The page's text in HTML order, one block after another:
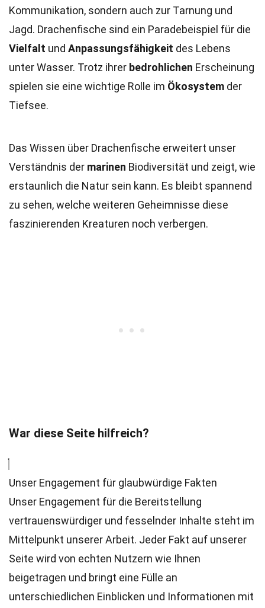
Kommunikation, sondern auch zur Tarnung und
Jagd. Drachenfische sind ein Paradebeispiel für die
Vielfalt und Anpassungsfähigkeit des Lebens
unter Wasser. Trotz ihrer bedrohlichen Erscheinung
spielen sie eine wichtige Rolle im Ökosystem der
Tiefsee.
Das Wissen über Drachenfische erweitert unser
Verständnis der marinen Biodiversität und zeigt, wie
erstaunlich die Natur sein kann. Es bleibt spannend
zu sehen, welche weiteren Geheimnisse diese
faszinierenden Kreaturen noch verbergen.
War diese Seite hilfreich?
Unser Engagement für glaubwürdige Fakten
Unser Engagement für die Bereitstellung
vertrauenswürdiger und fesselnder Inhalte steht im
Mittelpunkt unserer Arbeit. Jeder Fakt auf unserer
Seite wird von echten Nutzern wie Ihnen
beigetragen und bringt eine Fülle an
unterschiedlichen Einblicken und Informationen mit